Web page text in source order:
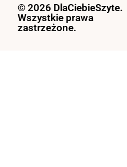
© 2026 DlaCiebieSzyte.
Wszystkie prawa
zastrzeżone.